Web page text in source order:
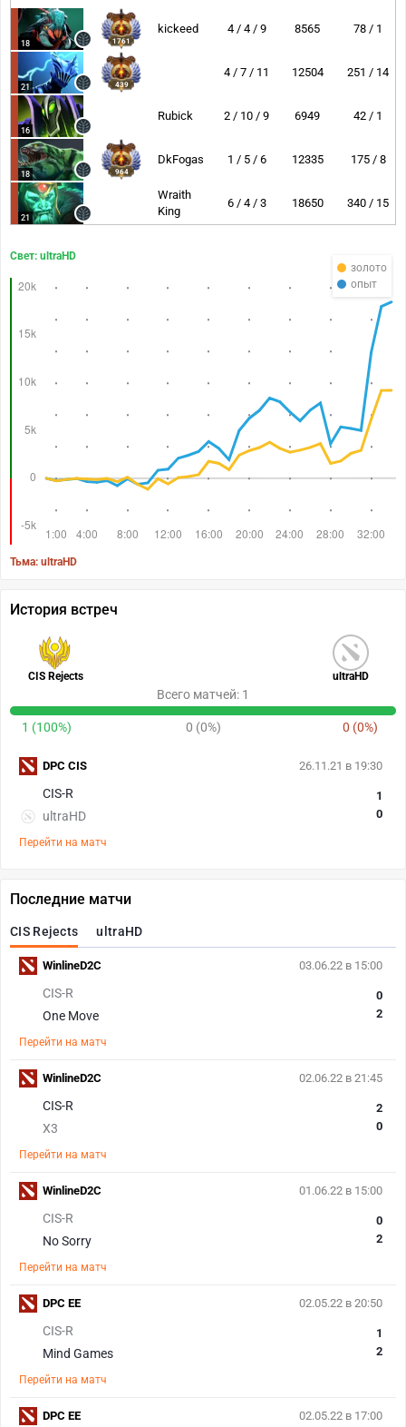
18 1761
kickeed 4 / 4 / 9 8565 78 / 1
21 439
4 / 7 / 11 12504 251 / 14
16
Rubick 2 / 10 / 9 6949 42 / 1
18 964
DkFogas 1 / 5 / 6 12335 175 / 8
21
Wraith
King
6 / 4 / 3 18650 340 / 15
золото
опыт
Свет: ultraHD
Тьма: ultraHD
История встреч
CIS Rejects ultraHD
Всего матчей: 1
1 (100%) 0 (0%) 0 (0%)
26.11.21 в 19:30
CIS-R
ultraHD
1
0
Перейти на матч
DPC CIS
Последние матчи
CIS Rejects ultraHD
03.06.22 в 15:00
CIS-R
One Move
0
2
Перейти на матч
WinlineD2C
02.06.22 в 21:45
CIS-R
X3
2
0
Перейти на матч
WinlineD2C
01.06.22 в 15:00
CIS-R
No Sorry
0
2
Перейти на матч
WinlineD2C
02.05.22 в 20:50
CIS-R
Mind Games
1
2
Перейти на матч
DPC EE
02.05.22 в 17:00
DPC EE